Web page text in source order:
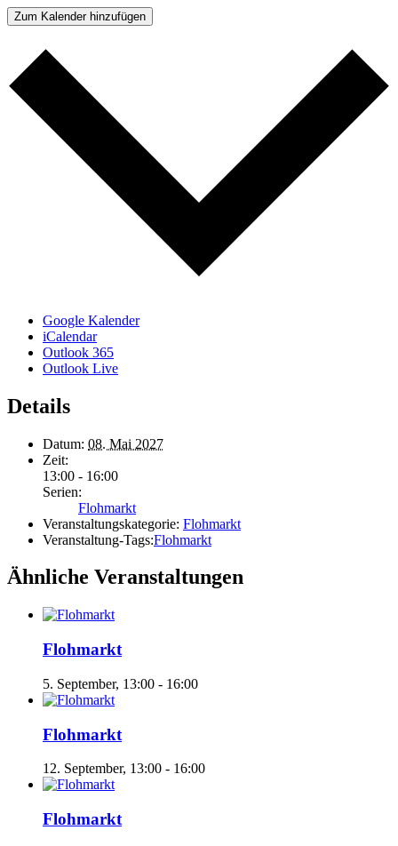
Zum Kalender hinzufügen
Google Kalender
iCalendar
Outlook 365
Outlook Live
Details
Datum: 08. Mai 2027
Zeit:
13:00 - 16:00
Serien:
Flohmarkt
Veranstaltungskategorie: Flohmarkt
Veranstaltung-Tags:Flohmarkt
Ähnliche Veranstaltungen
Flohmarkt
5. September, 13:00 - 16:00
Flohmarkt
12. September, 13:00 - 16:00
Flohmarkt